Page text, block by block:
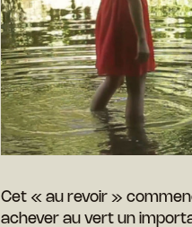
Cet « au revoir »
achever au vert un